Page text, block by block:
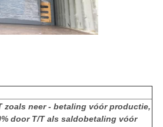
zoals neer - betaling vóór productie,
door T/T als saldobetaling vóór